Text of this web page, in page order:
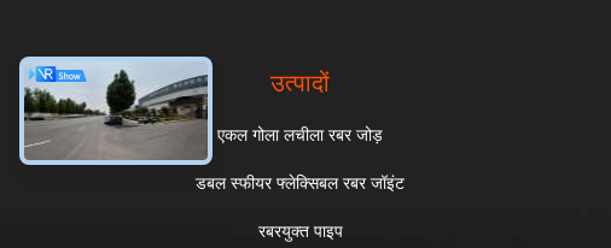
उत्पादों
एकल गोला लचीला रबर जोड़
डबल स्फीयर फ्लेक्सिबल रबर जॉइंट
रबरयुक्त पाइप